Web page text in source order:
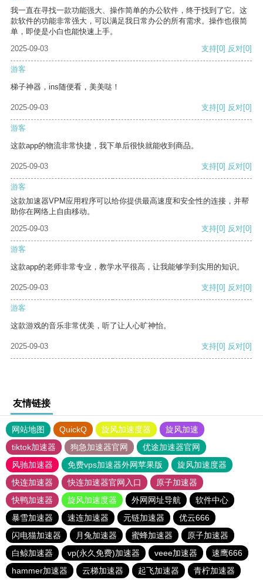
我一直在寻找一款功能强大、操作简单的办公软件，终于找到了它。这
款软件的功能非常强大，可以满足我日常办公的所有需求。操作也很简
单，即使是小白也能快速上手。
2025-09-03
支持[0] 反对[0]
游客
梯子神器，ins随便看，美美哒！
2025-09-03 支持[0] 反对[0]
游客
这款app的物流非常快捷，我下单后很快就能收到商品。
2025-09-03 支持[0] 反对[0]
游客
这款加速器VPM应用程序可以给你提供最高速度和安全性的连接，并帮
助你在网络上自由移动。
2025-09-03
支持[0] 反对[0]
游客
这款app的老师非常专业，教学水平很高，让我能够学到实用的知识。
2025-09-03 支持[0] 反对[0]
游客
这款游戏的音乐非常优美，听了让人心旷神怡。
2025-09-03 支持[0] 反对[0]
友情链接
网站地图 QuickQ 旋风加速度器
旋风加速
tiktok加速器
狗急加速器官网
优途加速器官网
风驰加速器
免费vps加速器外网苹果版
旋风加速度器
快连加速器
快连加速器官网入口
原子加速器
快鸭加速器
旋风加速度器 外网网址导航
软件中心
暴雪加速器
速连加速器 元链加速器
优云666
闪电猫加速器
月兔加速器 蜜蜂加速器
原子加速器
白鲸加速器
vp(永久免费)加速器 veee加速器
速鹰666
hammer加速器
云梯加速器 起飞加速器 青柠加速器